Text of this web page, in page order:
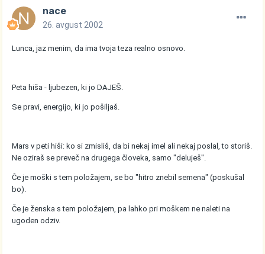
nace
26. avgust 2002
Lunca, jaz menim, da ima tvoja teza realno osnovo.
Peta hiša - ljubezen, ki jo DAJEŠ.
Se pravi, energijo, ki jo pošiljaš.
Mars v peti hiši: ko si zmisliš, da bi nekaj imel ali nekaj poslal, to storiš.
Ne oziraš se preveč na drugega človeka, samo "deluješ".
Če je moški s tem položajem, se bo "hitro znebil semena" (poskušal
bo).
Če je ženska s tem položajem, pa lahko pri moškem ne naleti na
ugoden odziv.